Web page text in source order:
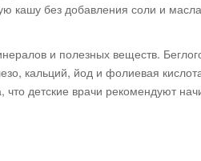
кашу без добавления соли и
и полезных веществ.
кальций, йод и фолиевая
детские врачи рекомендуют